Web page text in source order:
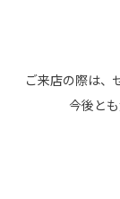
ご来店の際は、
今後と